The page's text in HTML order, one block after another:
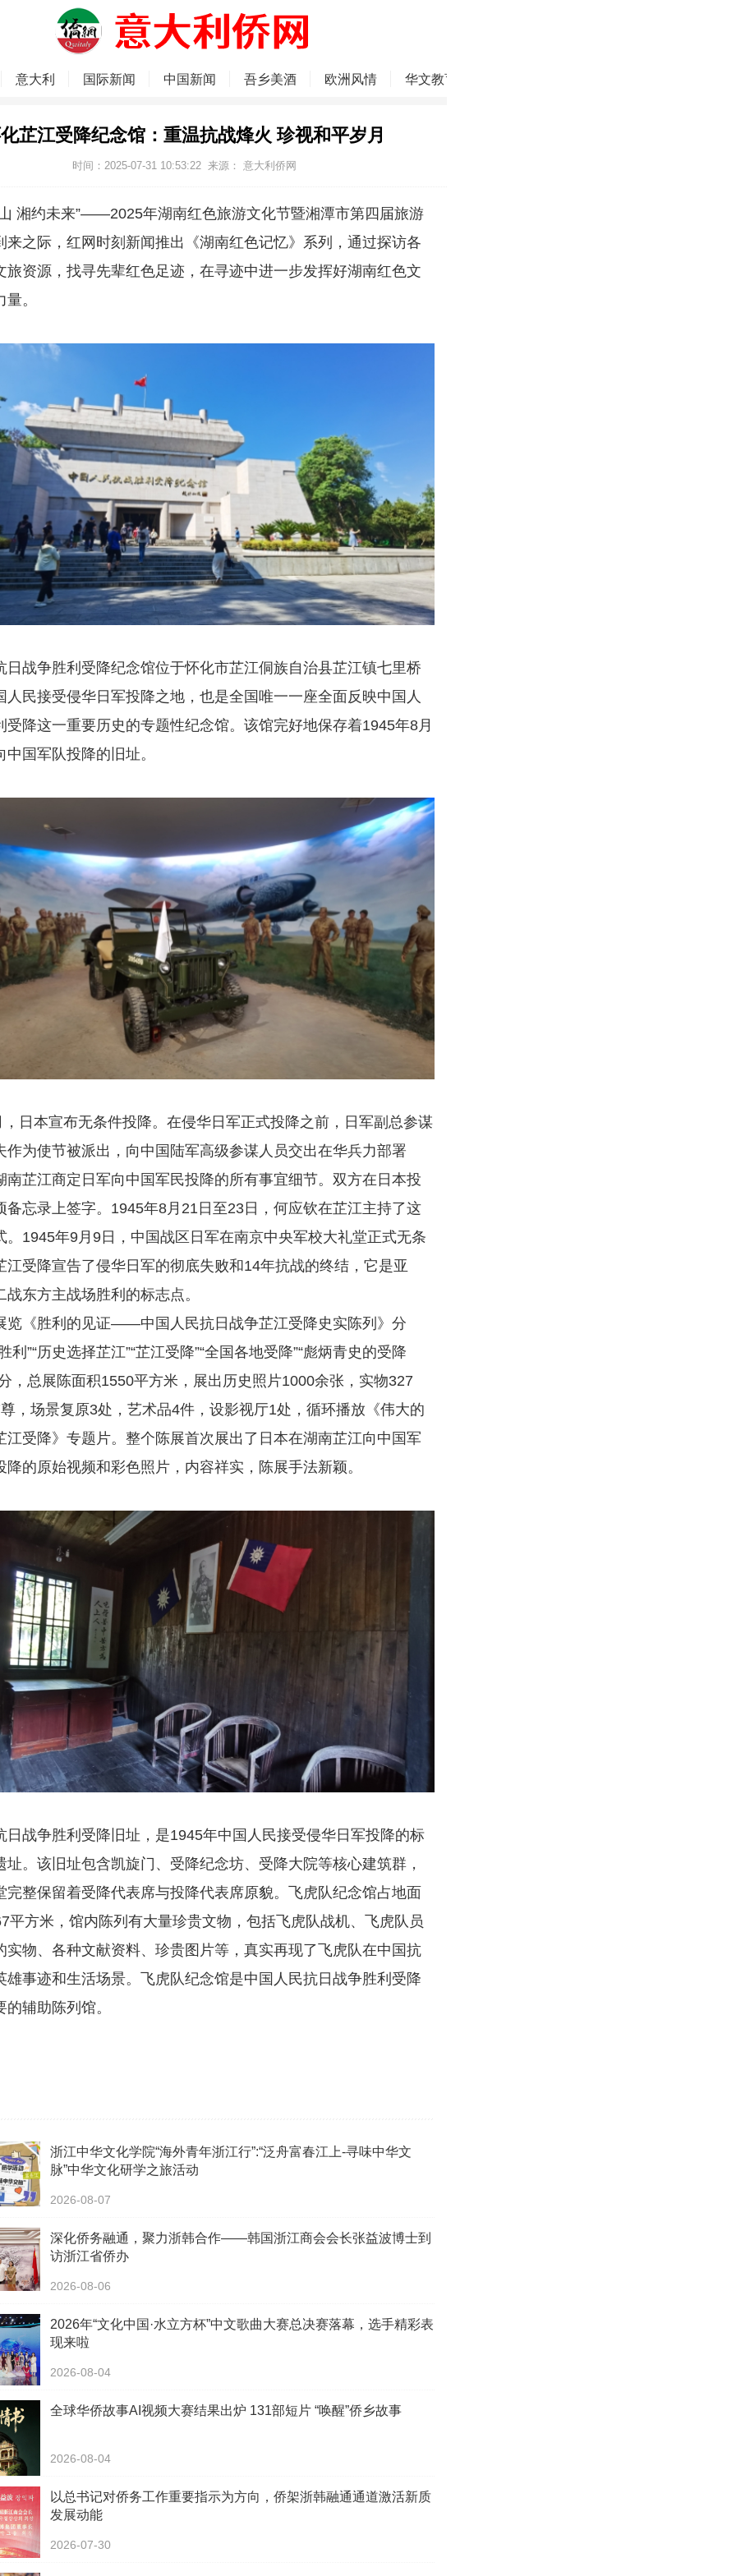
意大利 国际新闻 中国新闻 吾乡美酒 欧洲风情 华文教育
芷江受降纪念馆：重温抗战烽火 珍视和平岁月
时间：2025-07-31 10:53:22 来源： 意大利侨网
湘约未来”——2025年湖南红色旅游文化节暨湘潭市第四届旅游
来之际，红网时刻新闻推出《湖南红色记忆》系列，通过探访各
旅资源，找寻先辈红色足迹，在寻迹中进一步发挥好湖南红色文
。
日战争胜利受降纪念馆位于怀化市芷江侗族自治县芷江镇七里桥
人民接受侵华日军投降之地，也是全国唯一一座全面反映中国人
受降这一重要历史的专题性纪念馆。该馆完好地保存着1945年8月
中国军队投降的旧址。
日本宣布无条件投降。在侵华日军正式投降之前，日军副总参谋
作为使节被派出，向中国陆军高级参谋人员交出在华兵力部署
南芷江商定日军向中国军民投降的所有事宜细节。双方在日本投
备忘录上签字。1945年8月21日至23日，何应钦在芷江主持了这
。1945年9月9日，中国战区日军在南京中央军校大礼堂正式无条
江受降宣告了侵华日军的彻底失败和14年抗战的终结，它是亚
战东方主战场胜利的标志点。
览《胜利的见证——中国人民抗日战争芷江受降史实陈列》分
利”“历史选择芷江”“芷江受降”“全国各地受降”“彪炳青史的受降
，总展陈面积1550平方米，展出历史照片1000余张，实物327
，场景复原3处，艺术品4件，设影视厅1处，循环播放《伟大的
受降》专题片。整个陈展首次展出了日本在湖南芷江向中国军
降的原始视频和彩色照片，内容祥实，陈展手法新颖。
日战争胜利受降旧址，是1945年中国人民接受侵华日军投降的标
址。该旧址包含凯旋门、受降纪念坊、受降大院等核心建筑群，
完整保留着受降代表席与投降代表席原貌。飞虎队纪念馆占地面
平方米，馆内陈列有大量珍贵文物，包括飞虎队战机、飞虎队员
实物、各种文献资料、珍贵图片等，真实再现了飞虎队在中国抗
雄事迹和生活场景。飞虎队纪念馆是中国人民抗日战争胜利受降
辅助陈列馆。
浙江中华文化学院“海外青年浙江行”:“泛舟富春江上-寻味中华文
脉”中华文化研学之旅活动
2026-08-07
深化侨务融通，聚力浙韩合作——韩国浙江商会会长张益波博士到
访浙江省侨办
2026-08-06
2026年“文化中国·水立方杯”中文歌曲大赛总决赛落幕，选手精彩表
现来啦
2026-08-04
全球华侨故事AI视频大赛结果出炉 131部短片 “唤醒”侨乡故事
2026-08-04
以总书记对侨务工作重要指示为方向，侨架浙韩融通通道激活新质
发展动能
2026-07-30